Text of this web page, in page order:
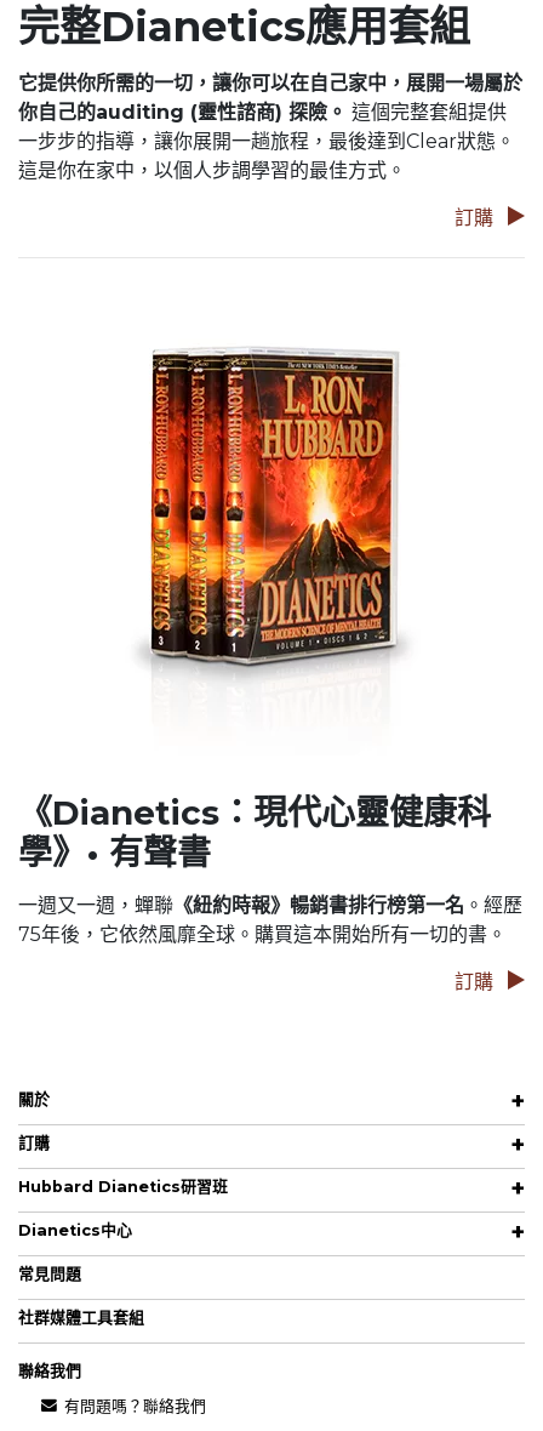
完整Dianetics應用套組
它提供你所需的一切，讓你可以在自己家中，展開一場屬於
你自己的auditing (靈性諮商) 探險。 這個完整套組提供
一步步的指導，讓你展開一趟旅程，最後達到Clear狀態。
這是你在家中，以個人步調學習的最佳方式。
訂購
《Dianetics：現代心靈健康科
學》• 有聲書
一週又一週，蟬聯 《紐約時報》暢銷書排行榜第一名 。經歷
75年後，它依然風靡全球。購買這本開始所有一切的書。
訂購
關於
訂購
Hubbard Dianetics研習班
Dianetics中心
常見問題
社群媒體工具套組
聯絡我們
有問題嗎？聯絡我們